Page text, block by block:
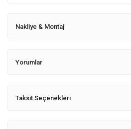
Nakliye & Montaj
Yorumlar
Taksit Seçenekleri